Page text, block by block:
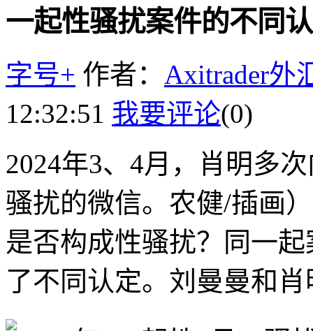
一起性骚扰案件的不同
字号+ 作者： Axitrader外
12:32:51 我要评论(0)
2024年3、4月，肖明多
骚扰的微信。农健/插画
是否构成性骚扰？同一
了不同认定。刘曼曼和